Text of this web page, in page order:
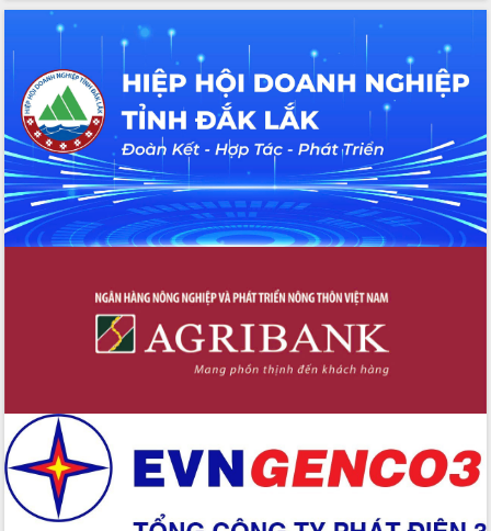
hiện nhiệm vụ quản lý tài sản công
hàng tuần
Tháo gỡ những vướng mắc, đẩy mạnh
công tác cải cách thủ tục hành chính
tại Trung tâm Phục vụ hành chính
công tỉnh
Đắk Lắk: Tôn vinh 46 giải pháp tại Hội
thi Sáng tạo Kỹ thuật 2024 - 2025
Đắk Lắk rà soát, điều chỉnh Đề án 190
về phát triển nuôi trồng thủy sản
Dự án cao tốc Khánh Hòa - Buôn Ma
Định vị cà phê Việt Nam như một “di
sản sống” trong dòng chảy toàn cầu
sống người dân từ những mô hình thiết
Quyết liệt tháo gỡ vướng mắc, đẩy
nhanh tiến độ các dự án trọng điểm
trong Khu kinh tế Nam Phú Yên